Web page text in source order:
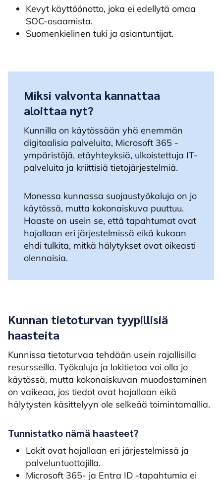
Kevyt käyttöönotto, joka ei edellytä omaa
SOC-osaamista.
Suomenkielinen tuki ja asiantuntijat.
Miksi valvonta kannattaa
aloittaa nyt?
Kunnilla on käytössään yhä enemmän
digitaalisia palveluita, Microsoft 365 -
ympäristöjä, etäyhteyksiä, ulkoistettuja IT-
palveluita ja kriittisiä tietojärjestelmiä.
Monessa kunnassa suojaustyökaluja on jo
käytössä, mutta kokonaiskuva puuttuu.
Haaste on usein se, että tapahtumat ovat
hajallaan eri järjestelmissä eikä kukaan
ehdi tulkita, mitkä hälytykset ovat oikeasti
olennaisia.
Kunnan tietoturvan tyypillisiä
haasteita
Kunnissa tietoturvaa tehdään usein rajallisilla
resursseilla. Työkaluja ja lokitietoa voi olla jo
käytössä, mutta kokonaiskuvan muodostaminen
on vaikeaa, jos tiedot ovat hajallaan eikä
hälytysten käsittelyyn ole selkeää toimintamallia.
Tunnistatko nämä haasteet?
Lokit ovat hajallaan eri järjestelmissä ja
palveluntuottajilla.
Microsoft 365- ja Entra ID -tapahtumia ei